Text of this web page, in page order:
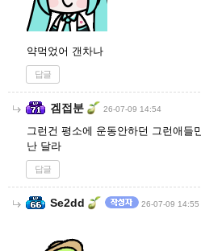
약먹었어 갠차나
답글
겜접분 26-07-09 14:54
그런건 평소에 운동안하던 그런애들
난 달라
답글
Se2dd 26-07-09 14:55